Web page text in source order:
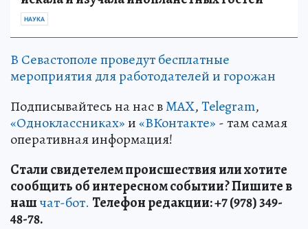
НАУКА
В Севастополе проведут бесплатные
мероприятия для работодателей и горожан
Подписывайтесь на нас вMAX,Telegram,
«Одноклассниках»и«ВКонтакте» - там самая
оперативная информация!
Стали свидетелем происшествия или хотите
сообщить об интересном событии? Пишите в
нашчат-бот. Телефон редакции: +7 (978) 349-
48-78.